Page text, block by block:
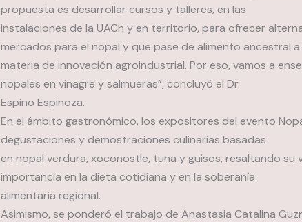
propuesta es desarrollar cursos y talleres, en las
instalaciones de la UACh y en territorio, para ofrecer
mercados para el nopal y que pase de alimento ancestral a
materia de innovación agroindustrial. Por eso, vamos a
nopales en vinagre y salmueras”, concluyó el Dr.
Espino Espinoza.
En el ámbito gastronómico, los expositores del evento
degustaciones y demostraciones culinarias basadas
en nopal verdura, xoconostle, tuna y guisos, resaltando su
importancia en la dieta cotidiana y en la soberanía
alimentaria regional.
Asimismo, se ponderó el trabajo de Anastasia Catalina